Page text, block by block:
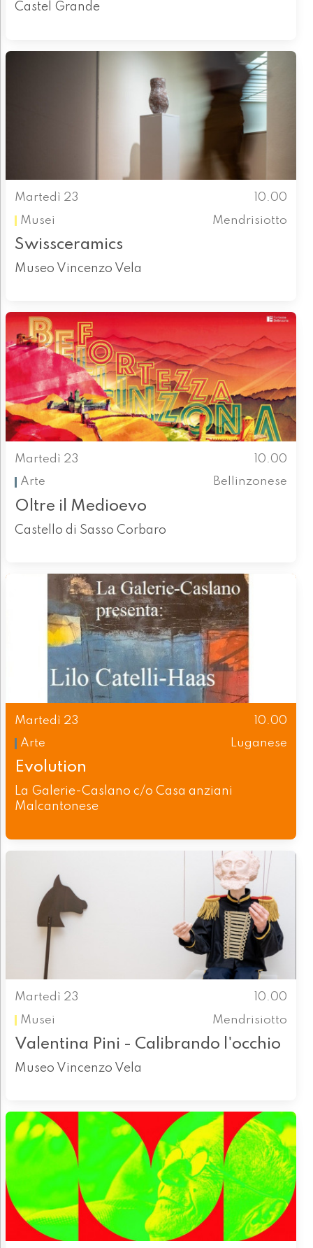
Castel Grande
Martedì 23
10.00
Musei
Mendrisiotto
Swissceramics
Museo Vincenzo Vela
Martedì 23
10.00
Arte
Bellinzonese
Oltre il Medioevo
Castello di Sasso Corbaro
Martedì 23
10.00
Arte
Luganese
Evolution
La Galerie-Caslano c/o Casa anziani
Malcantonese
Martedì 23
10.00
Musei
Mendrisiotto
Valentina Pini - Calibrando l'occhio
Museo Vincenzo Vela